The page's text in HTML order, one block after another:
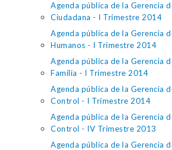
Agenda pública de la Gerencia
Ciudadana - I Trimestre 2014
Agenda pública de la Gerencia
Humanos - I Trimestre 2014
Agenda pública de la Gerencia
Familia - I Trimestre 2014
Agenda pública de la Gerencia
Control - I Trimestre 2014
Agenda pública de la Gerencia
Control - IV Trimestre 2013
Agenda pública de la Gerencia